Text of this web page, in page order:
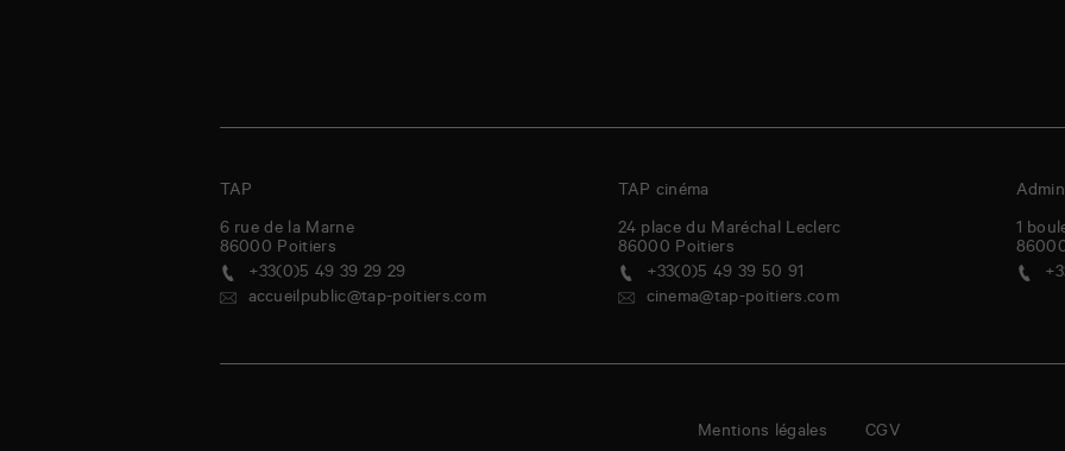
TAP
6 rue de la Marne
86000 Poitiers
+33(0)5 49 39 29 29
accueilpublic@tap-poitiers.com
TAP cinéma
24 place du Maréchal Leclerc
86000 Poitiers
+33(0)5 49 39 50 91
cinema@tap-poitiers.com
1
Mentions légales CGV